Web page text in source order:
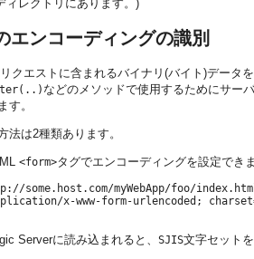
ィレクトリにあります。)
エンコーディングの識別
クエストに含まれるバイナリ(バイト)デー
などのメソッドで使用するためにサー
す。
法は2種類あります。
<form>タグでエンコーディングを設定でき
some.host.com/myWebApp/foo/
x-www-form-urlencoded;
Serverに読み込まれると、 SJIS文字セット